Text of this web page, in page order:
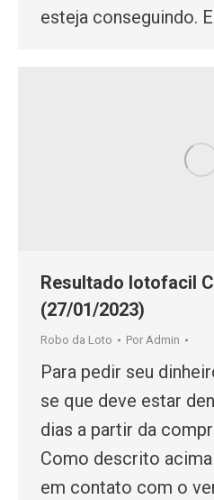
esteja conseguindo.
Resultado lotofacil
(27/01/2023)
Robo da Loto Por Admin
Para pedir seu
se que deve estar
dias a partir da
Como descrito
em contato com o